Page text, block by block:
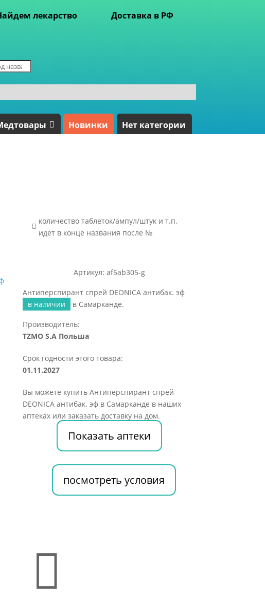
лекарство Доставка в РФ
Новинки Нет категории

количество таблеток/ампул/штук и т.п.
идет в конце названия после №
Артикул: af5ab305-g
Антиперспирант спрей DEONICA антибак. эф
в наличии
в Самарканде.
Производитель:
TZMO S.A Польша
Срок годности этого товара:
01.11.2027
Вы можете купить Антиперспирант спрей
DEONICA антибак. эф в Самарканде в наших
аптеках или заказать доставку на дом.
Показать аптеки
посмотреть условия
